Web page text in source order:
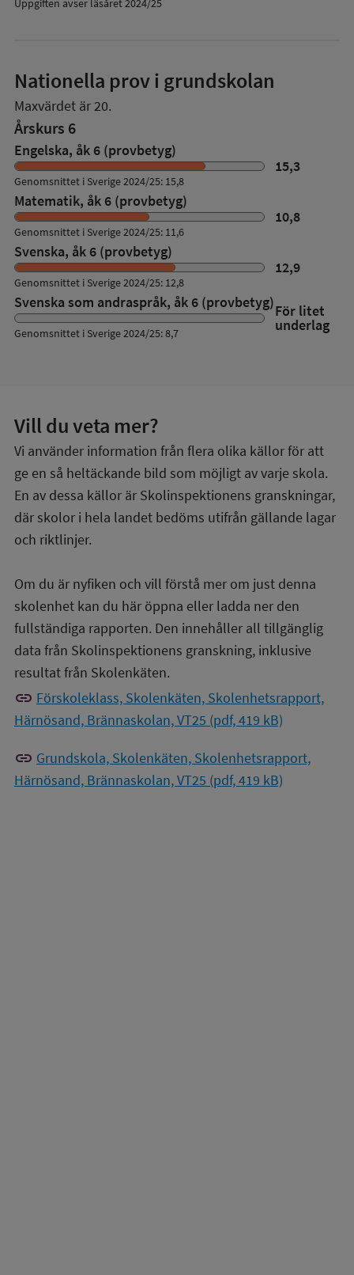
Uppgiften avser läsåret 2024/25
Nationella prov i grundskolan
Maxvärdet är 20.
Årskurs 6
Engelska, åk 6 (provbetyg)
15,3
Genomsnittet i Sverige 2024/25: 15,8
Matematik, åk 6 (provbetyg)
10,8
Genomsnittet i Sverige 2024/25: 11,6
Svenska, åk 6 (provbetyg)
12,9
Genomsnittet i Sverige 2024/25: 12,8
Svenska som andraspråk, åk 6 (provbetyg)För litet
underlag
Genomsnittet i Sverige 2024/25: 8,7
Vill du veta mer?
Vi använder information från flera olika källor för att
ge en så heltäckande bild som möjligt av varje skola.
En av dessa källor är Skolinspektionens granskningar,
där skolor i hela landet bedöms utifrån gällande lagar
och riktlinjer.
Om du är nyfiken och vill förstå mer om just denna
skolenhet kan du här öppna eller ladda ner den
fullständiga rapporten. Den innehåller all tillgänglig
data från Skolinspektionens granskning, inklusive
resultat från Skolenkäten.
link Förskoleklass, Skolenkäten, Skolenhetsrapport,
Härnösand, Brännaskolan, VT25 (pdf, 419 kB)
link Grundskola, Skolenkäten, Skolenhetsrapport,
Härnösand, Brännaskolan, VT25 (pdf, 419 kB)